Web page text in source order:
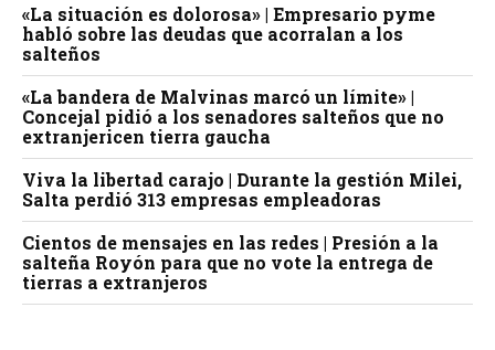
«La situación es dolorosa» | Empresario pyme
habló sobre las deudas que acorralan a los
salteños
«La bandera de Malvinas marcó un límite» |
Concejal pidió a los senadores salteños que no
extranjericen tierra gaucha
Viva la libertad carajo | Durante la gestión Milei,
Salta perdió 313 empresas empleadoras
Cientos de mensajes en las redes | Presión a la
salteña Royón para que no vote la entrega de
tierras a extranjeros